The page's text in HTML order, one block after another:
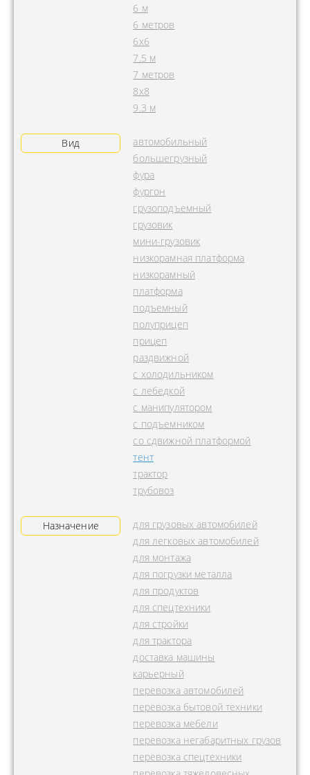
6 м
6 метров
6х6
7.5 м
7 метров
8х8
9.3 м
Вид
автомобильный
большегрузный
фура
фургон
грузоподъемный
грузовик
мини-грузовик
низкорамная платформа
низкорамный
платформа
подъемный
полуприцеп
прицеп
раздвижной
с холодильником
с лебедкой
с манипулятором
с подъемником
со сдвижной платформой
тент
трактор
трубовоз
Назначение
для грузовых автомобилей
для легковых автомобилей
для монтажа
для погрузки металла
для продуктов
для спецтехники
для стройки
для трактора
доставка машины
карьерный
перевозка автомобилей
перевозка бытовой техники
перевозка мебели
перевозка негабаритных грузов
перевозка спецтехники